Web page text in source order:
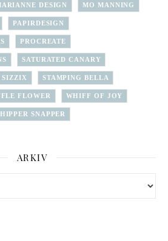
DESIGN MO MANNING
PAPIRDESIGN
PROCREATE
SATURATED CANARY
SIZZIX STAMPING BELLA
FLOWER WHIFF OF JOY
SNAPPER
ARKIV